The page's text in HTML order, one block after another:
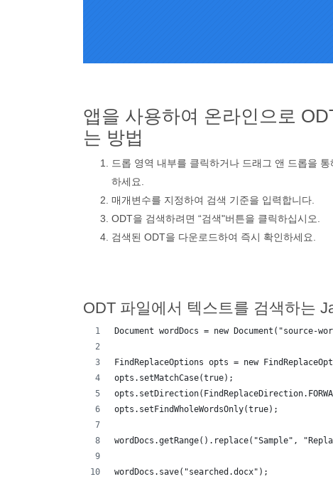
앱을 사용하여 온라인으로
는 방법
드롭 영역 내부를 클릭하거나 드래그 앤 드롭을
하세요.
매개변수를 지정하여 검색 기준을 입력합니다.
ODT을 검색하려면 “검색"버튼을 클릭하십시오.
검색된 ODT을 다운로드하여 즉시 확인하세요.
ODT 파일에서 텍스트를 검색하는
Document wordDocs = new Document("source-
FindReplaceOptions opts = new
opts.setMatchCase(true);
opts.setFindWholeWordsOnly(true);
wordDocs.getRange().replace("Sample",
wordDocs.save("searched.docx");